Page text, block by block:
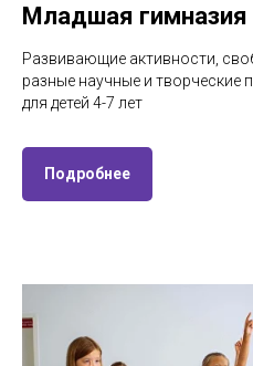
Младшая гимназия
Развивающие активности,
разные научные и творческие
для детей 4-7 лет
Подробнее